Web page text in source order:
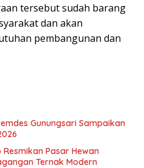
tersebut sudah barang
dan akan
pembangunan dan
Gunungsari Sampaikan
Pasar Hewan
Ternak Modern